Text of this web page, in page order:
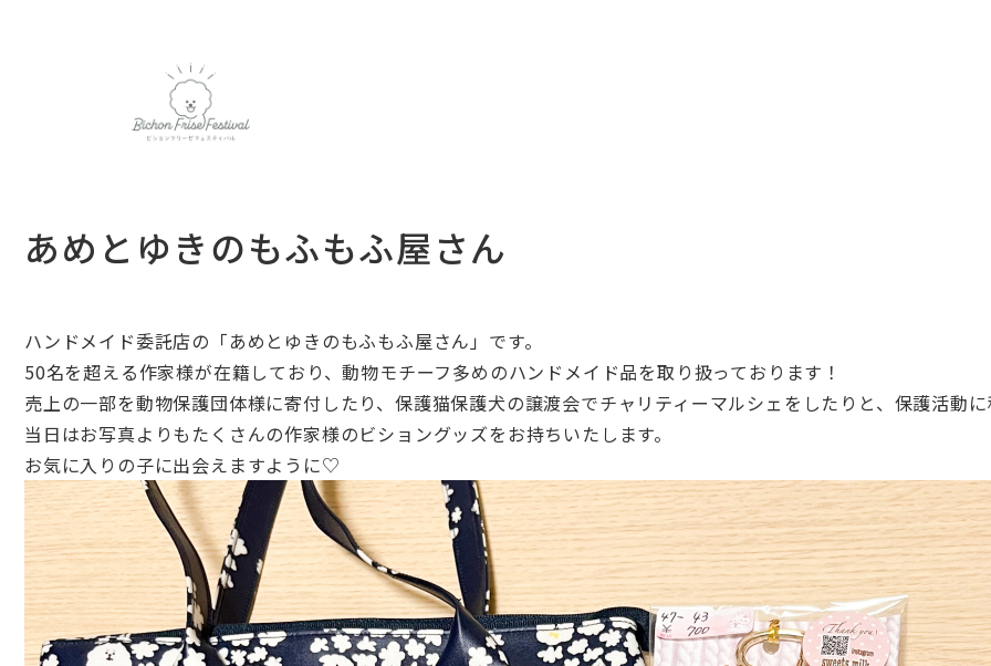
あめとゆきのもふもふ屋さん
ハンドメイド委託店の「あめとゆきのもふもふ屋さん」です。
50名を超える作家様が在籍しており、動物モチーフ多めのハンドメイド品を取り扱っております！
売上の一部を動物保護団体様に寄付したり、 保護猫保護犬の譲渡会でチャリティーマルシェをしたりと、 保護活動
当日はお写真よりもたくさんの作家様のビショングッズをお持ちいたします。
お気に入りの子に出会えますように♡